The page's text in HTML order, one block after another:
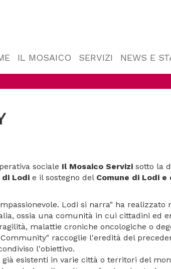
IL MOSAICO SERVIZI NEWS E
sociale Il Mosaico Servizi sotto la
di Lodi e il sostegno del Comune di Lodi
Lodi si narra" ha realizzato
ossia una comunità in cui cittadini ed
malattie croniche oncologiche o
raccoglie l'eredità del
l'obiettivo.
esistenti in varie città o territori del